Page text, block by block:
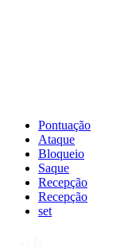
Pontuação
Ataque
Bloqueio
Saque
Recepção
Recepção
set